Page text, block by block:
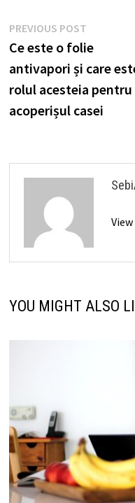
Navigare
în
articole
PREVIOUS POSTPrevious
post:
Ce este o folie
antivapori și care
rolul acesteia pentru
acoperișul casei
YOU MIGHT ALSO